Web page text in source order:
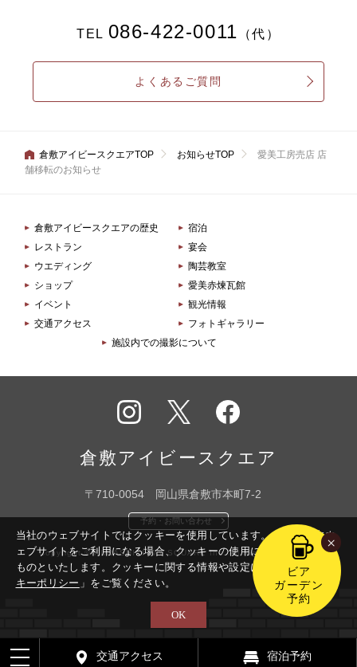
ビア
ガーデン
予約
×
TEL 086-422-0011 （代）
よくあるご質問
倉敷アイビースクエアTOP お知らせTOP
愛美工房売店 店
舗移転のお知らせ
倉敷アイビースクエアの歴史
宿泊
レストラン
宴会
ウエディング
陶芸教室
ショップ
愛美赤煉瓦館
イベント
観光情報
交通アクセス
フォトギャラリー
施設内での撮影について
タグラ
ム
スブッ
ク
倉敷アイビースクエア
〒710-0054 岡山県倉敷市本町7-2
予約・お問い合わせ
Copyright © KURASHIKI IVY SQUARE Inc. All Rights Reserved.
交通アクセス 宿泊予約
当社のウェブサイトではクッキーを使用しています。このまま本ウ
ェブサイトをご利用になる場合、クッキーの使用に同意いただいた
ものといたします。 クッキーに関する情報や設定については「
キーポリシー 」をご覧ください。
OK